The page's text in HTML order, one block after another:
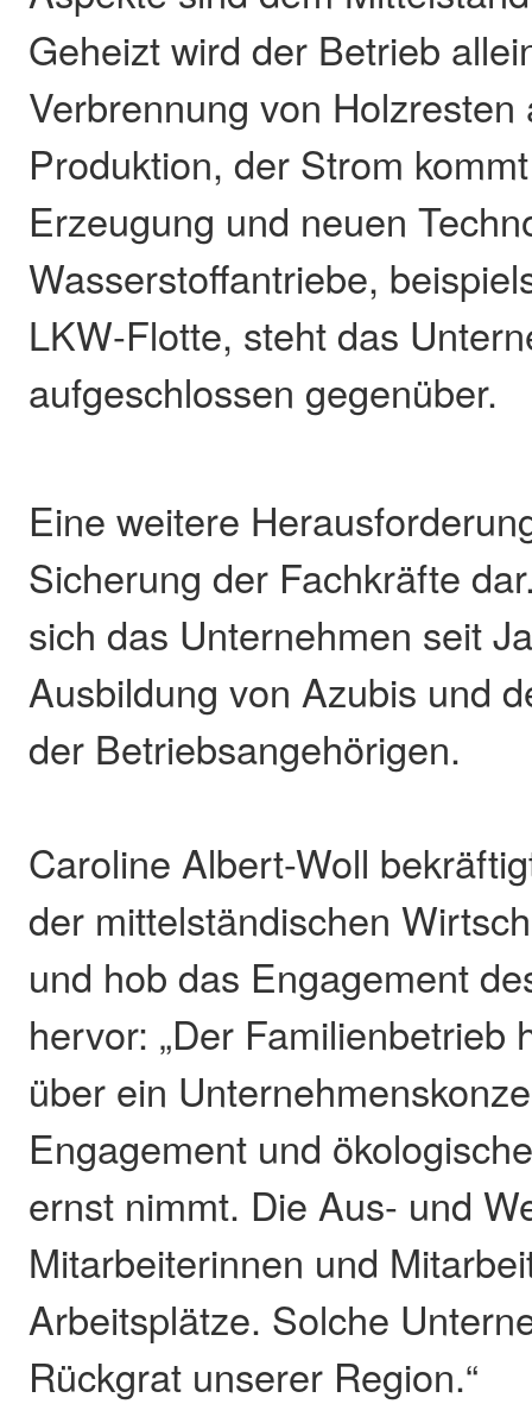
Geheizt wird der Betrieb
Verbrennung von Holzresten
Produktion, der Strom
Erzeugung und neuen
Wasserstoffantriebe,
LKW-Flotte, steht das
aufgeschlossen gegenüber.
Eine weitere
Sicherung der Fachkräfte
sich das Unternehmen seit
Ausbildung von Azubis und
der Betriebsangehörigen.
Caroline Albert-Woll
der mittelständischen
und hob das Engagement
hervor: „Der Familienbetrieb
über ein
Engagement und
ernst nimmt. Die Aus- und
Mitarbeiterinnen und
Arbeitsplätze. Solche
Rückgrat unserer Region.“